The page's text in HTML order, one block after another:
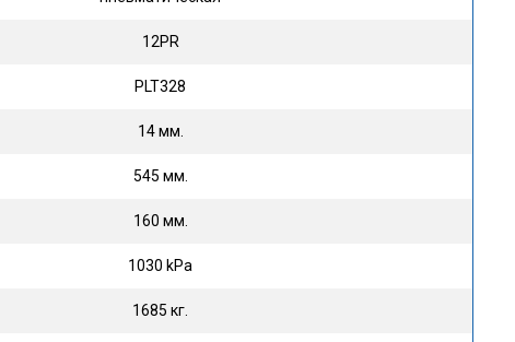
12PR
PLT328
14 мм.
545 мм.
160 мм.
1030 kPa
1685 кг.